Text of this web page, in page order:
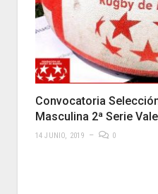
Convocatoria
Masculina 2ª Serie
14 JUNIO, 2019 0